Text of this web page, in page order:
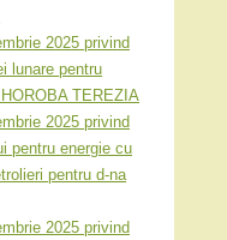
2025 privind
lunare pentru
TEREZIA
2025 privind
pentru energie cu
pentru d-na
2025 privind